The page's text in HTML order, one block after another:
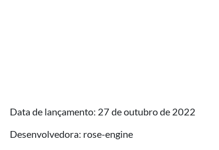
Data de lançamento: 27 de outubro de 2022
Desenvolvedora: rose-engine